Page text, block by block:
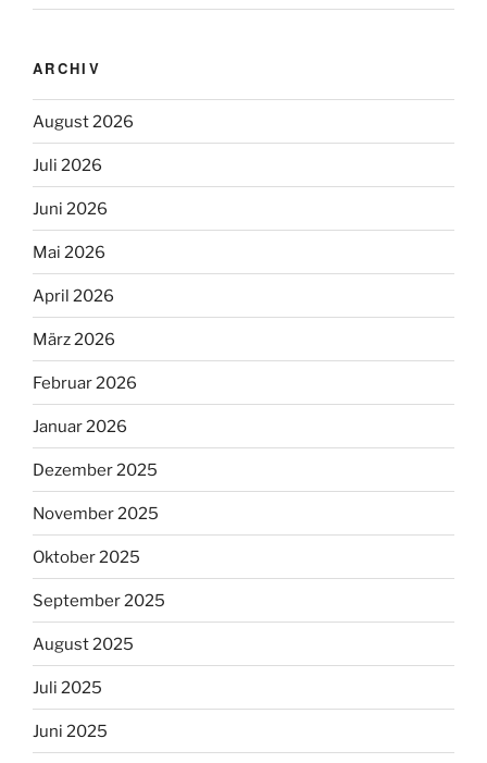
ARCHIV
August 2026
Juli 2026
Juni 2026
Mai 2026
April 2026
März 2026
Februar 2026
Januar 2026
Dezember 2025
November 2025
Oktober 2025
September 2025
August 2025
Juli 2025
Juni 2025